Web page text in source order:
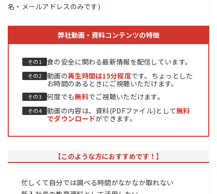
名・メールアドレスのみです)
弊社動画・資料コンテンツの特徴
食の安全に関わる最新情報を配信しています。
動画の再生時間は15分程度です。ちょっとした
お時間のあるときにご視聴いただけます。
何度でも無料でご視聴いただけます。
動画の内容は、資料(PDFファイル)として無料
でダウンロードができます。
【このような方におすすめです！】
忙しくて自分では調べる時間がなかなか取れない